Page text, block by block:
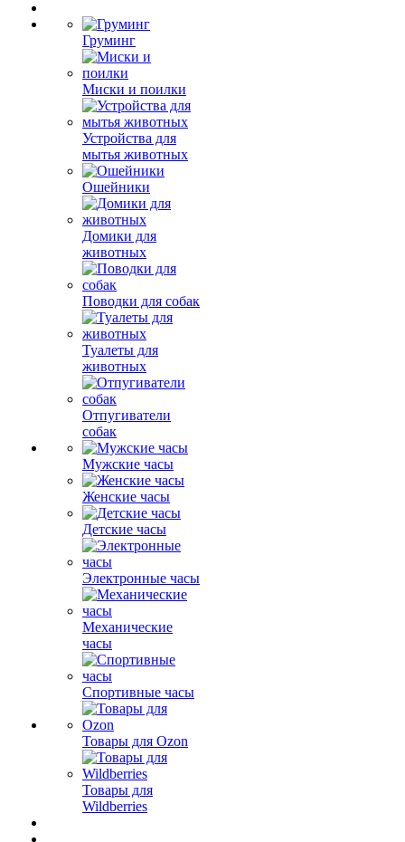
Груминг
Миски и поилки
Устройства для
мытья животных
Ошейники
Домики для
животных
Поводки для собак
Туалеты для
животных
Отпугиватели
собак
Мужские часы
Женские часы
Детские часы
Электронные часы
Механические
часы
Спортивные часы
Товары для Ozon
Товары для
Wildberries